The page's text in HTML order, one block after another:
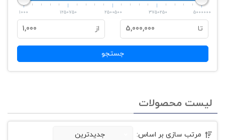
1000 1250750 2500500 3750250 5000000
تا 5,000,000 از 1,000
جستجو
لیست محصولات
مرتب سازی بر اساس: جدیدترین